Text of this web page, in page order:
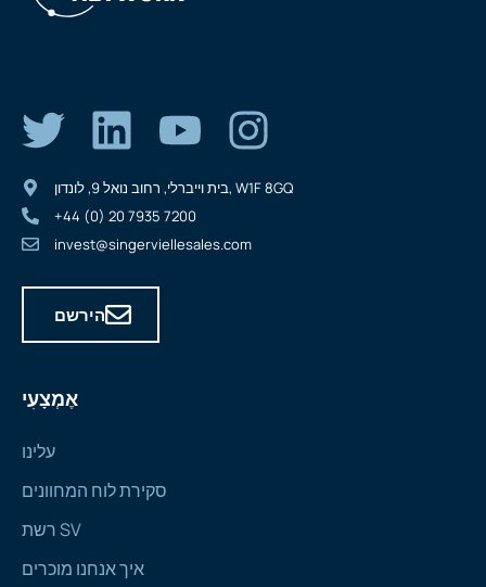
אֶמְצָעִי
עלינו
סקירת לוח המחוונים
רשת SV
איך אנחנו מוכרים
בית וייברלי, רחוב נואל 9, לונדון, W1F 8GQ
+44 (0) 20 7935 7200
invest@singerviellesales.com
הירשם